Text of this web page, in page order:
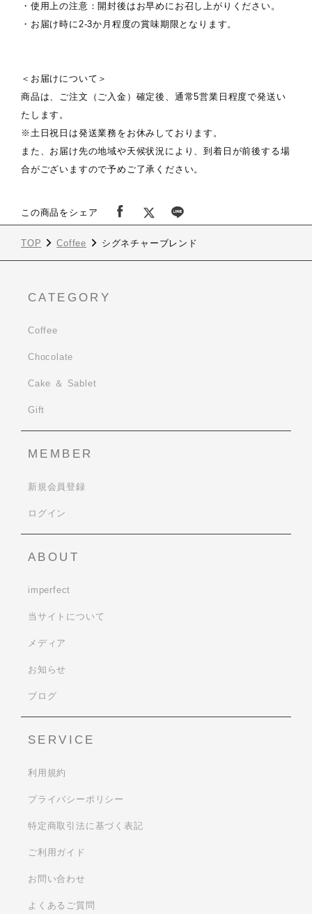
・使用上の注意：開封後はお早めにお召し上がりください。
・お届け時に2-3か月程度の賞味期限となります。
＜お届けについて＞
商品は、ご注文（ご入金）確定後、通常5営業日程度で発送い
たします。
※土日祝日は発送業務をお休みしております。
また、お届け先の地域や天候状況により、到着日が前後する場
合がございますので予めご了承ください。
この商品をシェア
TOP Coffee シグネチャーブレンド
CATEGORY
Coffee
Chocolate
Cake ＆ Sablet
Gift
MEMBER
新規会員登録
ログイン
ABOUT
imperfect
当サイトについて
メディア
お知らせ
ブログ
SERVICE
利用規約
プライバシーポリシー
特定商取引法に基づく表記
ご利用ガイド
お問い合わせ
よくあるご質問